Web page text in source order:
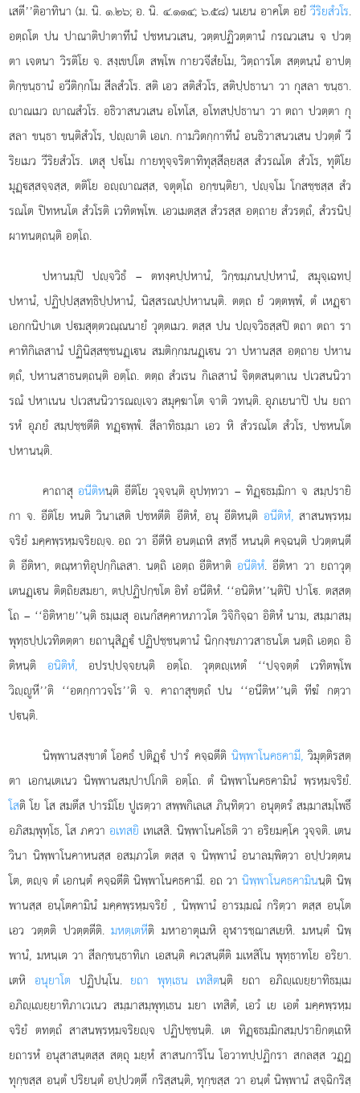
เสตี’’ติอาทินา (ม. นิ. ๑.๒๖; อ. นิ. ๔.๑๑๔; ๖.๕๘) นเยน อาคโต อยํวีริยสํวโร.
อตฺถโต ปน ปาณาติปาตาทีนํ ปชหนวเสน, วตฺตปฏิวตฺตานํ กรณวเสน จ ปวตฺ
ตา เจตนา วิรติโย จ. สงฺเขปโต สพฺโพ กายวจีสํยโม, วิตฺถารโต สตฺตนฺนํ อาปตฺ
ติกฺขนฺธานํ อวีติกฺกโม สีลสํวโร. สติ เอว สติสํวโร, สติปฺปธานา วา กุสลา ขนฺธา.
าณเมว าณสํวโร. อธิวาสนวเสน อโทโส, อโทสปฺปธานา วา ตถา ปวตฺตา กุ
สลา ขนฺธา ขนฺติสํวโร, ปฺาติ เอเก. กามวิตกฺกาทีนํ อนธิวาสนวเสน ปวตฺตํ วี
ริยเมว วีริยสํวโร. เตสุ ปโม กายทุจฺจริตาทิทุสฺสีลฺยสฺส สํวรณโต สํวโร, ทุติโย
มุฏฺสฺสจฺจสฺส, ตติโย อฺาณสฺส, จตุตฺโถ อกฺขนฺติยา, ปฺจโม โกสชฺชสฺส สํว
รณโต ปิทหนโต สํวโรติ เวทิตพฺโพ. เอวเมตสฺส สํวรสฺส อตฺถาย สํวรตฺถํ, สํวรนิปฺ
ผาทนตฺถนฺติ อตฺโถ.
ปหานมฺปิ ปฺจวิธํ – ตทงฺคปฺปหานํ, วิกฺขมฺภนปฺปหานํ, สมุจฺเฉทปฺ
ปหานํ, ปฏิปฺปสฺสทฺธิปฺปหานํ, นิสฺสรณปฺปหานนฺติ. ตตฺถ ยํ วตฺตพฺพํ, ตํ เหฏฺา
เอกกนิปาเต ปมสุตฺตวณฺณนายํ วุตฺตเมว. ตสฺส ปน ปฺจวิธสฺสปิ ตถา ตถา รา
คาทิกิเลสานํปฏินิสฺสชฺชนฏฺเน สมติกฺกมนฏฺเน วา ปหานสฺส อตฺถาย ปหาน
ตฺถํ, ปหานสาธนตฺถนฺติ อตฺโถ. ตตฺถ สํวเรน กิเลสานํ จิตฺตสนฺตาเน ปเวสนนิวา
รณํ ปหาเนน ปเวสนนิวารณฺเจว สมุคฺฆาโต จาติ วทนฺติ. อุภเยนาปิ ปน ยถา
รหํ อุภยํ สมฺปชฺชตีติ ทฏฺพฺพํ. สีลาทิธมฺมา เอว หิ สํวรณโต สํวโร, ปชหนโต
ปหานนฺติ.
คาถาสุอนีติหนฺติ อีติโย วุจฺจนฺติ อุปทฺทวา – ทิฏฺธมฺมิกา จ สมฺปรายิ
กา จ. อีติโย หนติ วินาเสติ ปชหตีติ อีติหํ, อนุ อีติหนฺติ อนีติหํ,สาสนพฺรหฺม
จริยํ มคฺคพฺรหฺมจริยฺจ. อถ วา อีตีหิ อนตฺเถหิ สทฺธึ หนนฺติ คจฺฉนฺติ ปวตฺตนฺตี
ติ อีติหา, ตณฺหาทิอุปกฺกิเลสา. นตฺถิ เอตฺถ อีติหาติอนีติหํ. อีติหา วา ยถาวุตฺ
เตนฏฺเน ติตฺถิยสมยา, ตปฺปฏิปกฺขโต อิทํ อนีติหํ. ‘‘อนิติห’’นฺติปิ ปาโ. ตสฺสตฺ
โถ – ‘‘อิติหาย’’นฺติ ธมฺเมสุ อเนกํสคฺคาหภาวโต วิจิกิจฺฉา อิติหํ นาม, สมฺมาสมฺ
พุทฺธปฺปเวทิตตฺตา ยถานุสิฏฺํ ปฏิปชฺชนฺตานํ นิกฺกงฺขภาวสาธนโต นตฺถิ เอตฺถ อิ
ติหนฺติ อนิติหํ,อปรปฺปจฺจยนฺติ อตฺโถ. วุตฺตฺเหตํ ‘‘ปจฺจตฺตํ เวทิตพฺโพ
วิฺูหี’’ติ ‘‘อตกฺกาวจโร’’ติ จ. คาถาสุขตฺถํ ปน ‘‘อนีติห’’นฺติ ทีฆํ กตฺวา
ปนฺติ.
นิพฺพานสงฺขาตํ โอคธํ ปติฏฺํ ปารํ คจฺฉตีติ นิพฺพาโนคธคามี,วิมุตฺติรสตฺ
ตา เอกนฺเตเนว นิพฺพานสมฺปาปโกติ อตฺโถ. ตํ นิพฺพาโนคธคามินํ พฺรหฺมจริยํ.
โสติ โย โส สมตึส ปารมิโย ปูเรตฺวา สพฺพกิเลเส ภินฺทิตฺวา อนุตฺตรํ สมฺมาสมฺโพธึ
อภิสมฺพุทฺโธ, โส ภควาอเทสยิ เทเสสิ. นิพฺพาโนคโธติ วา อริยมคฺโค วุจฺจติ. เตน
วินา นิพฺพาโนคาหนสฺส อสมฺภวโต ตสฺส จ นิพฺพานํ อนาลมฺพิตฺวา อปฺปวตฺตน
โต, ตฺจ ตํ เอกนฺตํ คจฺฉตีติ นิพฺพาโนคธคามี. อถ วานิพฺพาโนคธคามินนฺติ นิพฺ
พานสฺส อนฺโตคามินํ มคฺคพฺรหฺมจริยํ , นิพฺพานํ อารมฺมณํ กริตฺวา ตสฺส อนฺโต
เอว วตฺตติ ปวตฺตตีติ.มหตฺเตหีติ มหาอาตุเมหิ อุฬารชฺฌาสเยหิ. มหนฺตํ นิพฺ
พานํ, มหนฺเต วา สีลกฺขนฺธาทิเก เอสนฺติ คเวสนฺตีติ มเหสิโน พุทฺธาทโย อริยา.
เตหิ อนุยาโต ปฏิปนฺโน. ยถา พุทฺเธน เทสิตนฺติ ยถา อภิฺเยฺยาทิธมฺเม
อภิฺเยฺยาทิภาเวเนว สมฺมาสมฺพุทฺเธน มยา เทสิตํ, เอวํ เย เอตํ มคฺคพฺรหฺม
จริยํ ตทตฺถํ สาสนพฺรหฺมจริยฺจ ปฏิปชฺชนฺติ. เต ทิฏฺธมฺมิกสมฺปรายิกตฺเถหิ
ยถารหํ อนุสาสนฺตสฺส สตฺถุ มยฺหํ สาสนการิโน โอวาทปฺปฏิกรา สกลสฺส วฏฺฏ
ทุกฺขสฺส อนฺตํ ปริยนฺตํ อปฺปวตฺตึ กริสฺสนฺติ, ทุกฺขสฺส วา อนฺตํ นิพฺพานํ สจฺฉิกริสฺ